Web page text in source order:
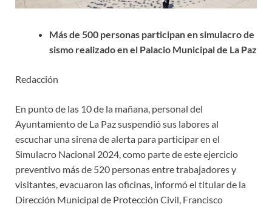
Más de 500 personas participan en simulacro de
sismo realizado en el Palacio Municipal de La Paz
Redacción
En punto de las 10 de la mañana, personal del
Ayuntamiento de La Paz suspendió sus labores al
escuchar una sirena de alerta para participar en el
Simulacro Nacional 2024, como parte de este ejercicio
preventivo más de 520 personas entre trabajadores y
visitantes, evacuaron las oficinas, informó el titular de la
Dirección Municipal de Protección Civil, Francisco